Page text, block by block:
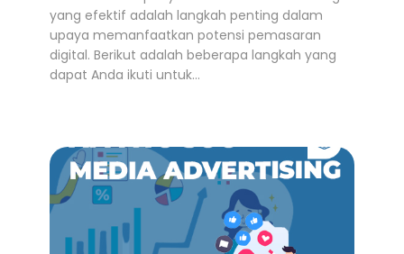
yang efektif adalah langkah penting dalam
upaya memanfaatkan potensi pemasaran
digital. Berikut adalah beberapa langkah yang
dapat Anda ikuti untuk…